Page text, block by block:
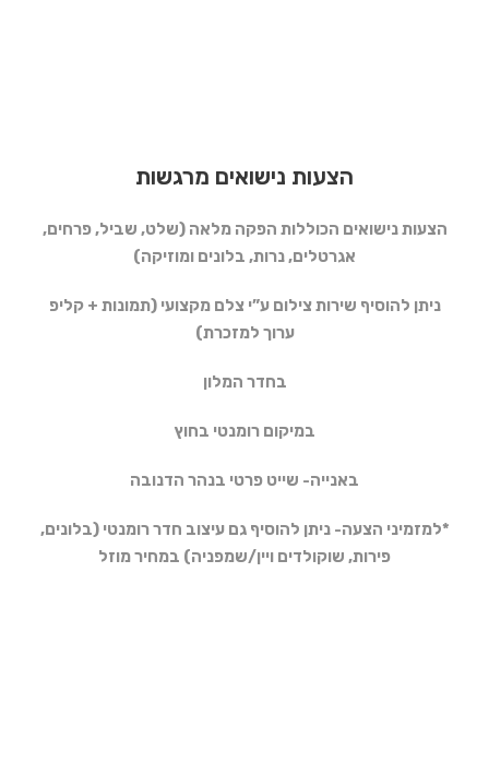
הצעות נישואים מרגשות
הצעות נישואים הכוללות הפקה מלאה (שלט, שביל, פרחים,
אגרטלים, נרות, בלונים ומוזיקה)
ניתן להוסיף שירות צילום ע”י צלם מקצועי (תמונות + קליפ
ערוך למזכרת)
בחדר המלון
במיקום רומנטי בחוץ
באנייה- שייט פרטי בנהר הדנובה
*למזמיני הצעה- ניתן להוסיף גם עיצוב חדר רומנטי (בלונים,
פירות, שוקולדים ויין/שמפניה) במחיר מוזל